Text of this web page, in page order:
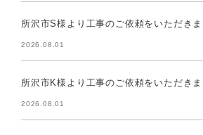
所沢市S様より工事のご依頼をいただきま
2026.08.01
所沢市K様より工事のご依頼をいただきま
2026.08.01